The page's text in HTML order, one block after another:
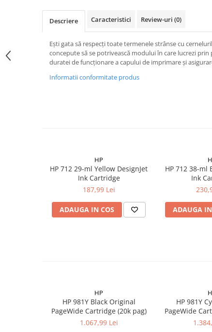
Descriere Caracteristici Review-uri (0)
Eşti gata să respecţi toate termenele strânse cu
concepute să se potrivească modului în care lucrezi
duratei de funcţionare a capului de imprimare şi
Informatii conformitate produs
HP
HP 712 29-ml Yellow DesignJet
Ink Cartridge
187,99 Lei
ADAUGA IN COS
HP 712 38-ml
Ink
ADAUGA
HP
HP 981Y Black Original
PageWide Cartridge (20k pag)
1.067,99 Lei
HP 981Y
PageWide